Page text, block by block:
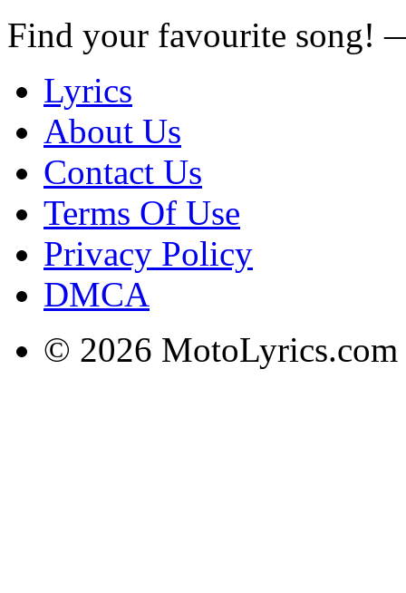
Find your favourite song!
Lyrics
About Us
Contact Us
Terms Of Use
Privacy Policy
DMCA
© 2026 MotoLyrics.com